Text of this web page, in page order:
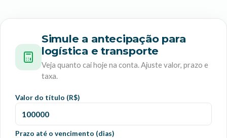
Simule a antecipação para
logística e transporte
Veja quanto cai hoje na conta. Ajuste valor, prazo e
taxa.
Valor do título (R$)
Prazo até o vencimento (dias)